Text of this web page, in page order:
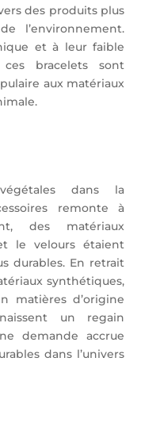
des produits plus
l’environnement.
et à leur faible
ces bracelets sont
aux matériaux
dans la
remonte à
des matériaux
le velours étaient
durables. En retrait
synthétiques,
matières d’origine
un regain
demande accrue
dans l’univers